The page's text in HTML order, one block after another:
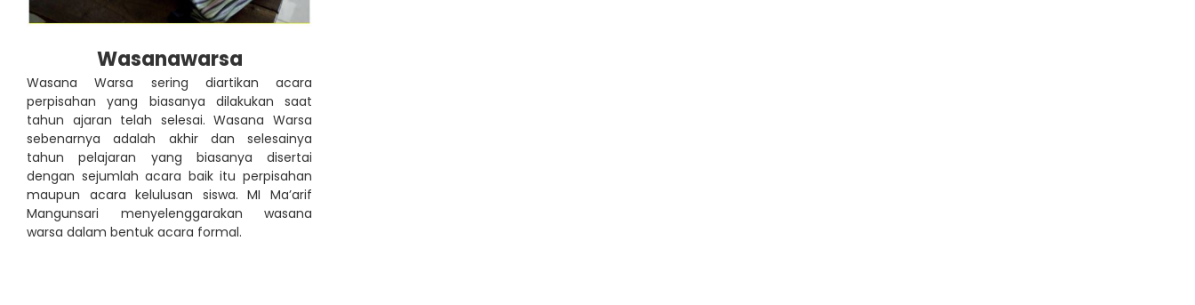
Wasanawarsa
Wasana Warsa sering diartikan acara
perpisahan yang biasanya dilakukan saat
tahun ajaran telah selesai. Wasana Warsa
sebenarnya adalah akhir dan selesainya
tahun pelajaran yang biasanya disertai
dengan sejumlah acara baik itu perpisahan
maupun acara kelulusan siswa. MI Ma’arif
Mangunsari menyelenggarakan wasana
warsa dalam bentuk acara formal.